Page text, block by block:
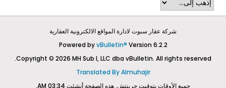
شركة عقار سبوت لادارة المواقع الالكترونية العقارية
Powered byvBulletin® Version 6.2.2
Copyright © 2026 MH Sub I, LLC dba vBulletin. All rights reserved.
Translated By Almuhajir
جميع الأوقات بتوقيت جرينتش. هذه الصفحة أنشئت 03:34 AM.